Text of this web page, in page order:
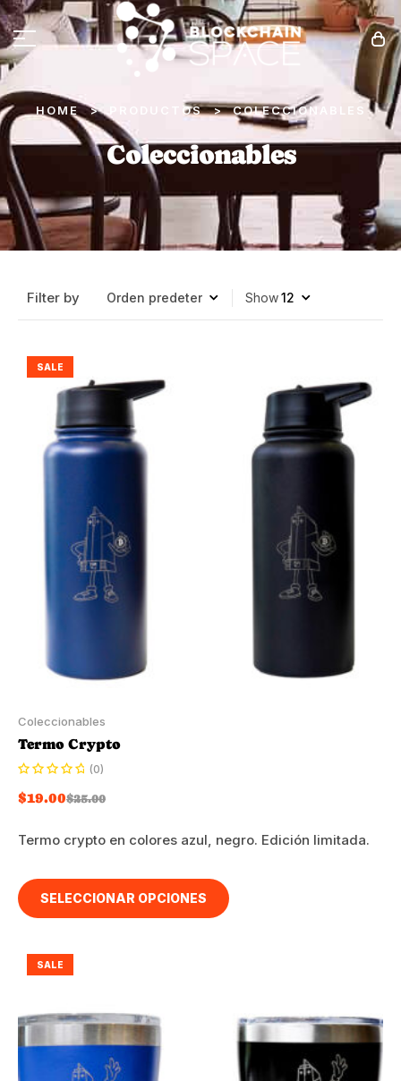
HOME > PRODUCTOS > COLECCIONABLES
Coleccionables
Filter by Show
SALE
Coleccionables
Termo Crypto
(0)
$25.00
$19.00
Termo crypto en colores azul, negro. Edición limitada.
SELECCIONAR OPCIONES
SALE